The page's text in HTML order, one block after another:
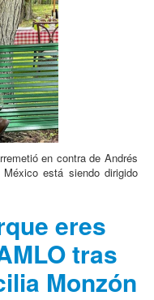
en contra de Andrés
está siendo dirigido
eres
tras
Monzón